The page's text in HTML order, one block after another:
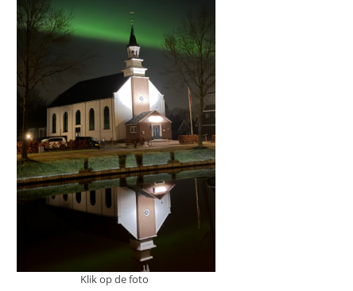
Klik op de foto